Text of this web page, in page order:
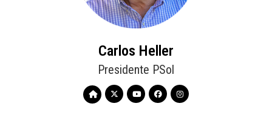
Carlos Heller
Presidente PSol